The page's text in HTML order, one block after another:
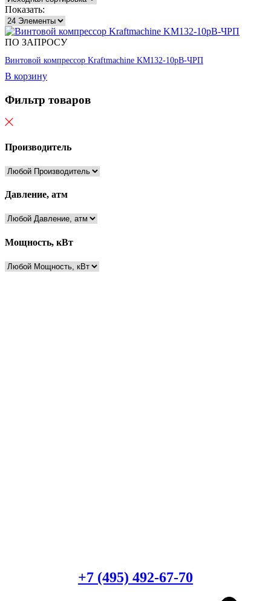
Показать:
ПО ЗАПРОСУ
Винтовой компрессор Kraftmaсhine KM132-10рВ-ЧРП
В корзину
Фильтр товаров
Производитель
Давление, атм
Мощность, кВт
+7 (495) 492-67-70